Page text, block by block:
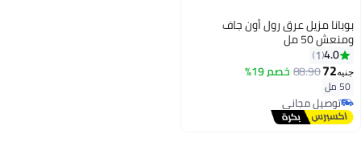
بوبانا مزيل عرق رول أون جاف
ومنعش 50 مل
4.0
1
جنيه72
88.90خصم 19%
50 مل
توصيل مجاني
توصيل مجاني